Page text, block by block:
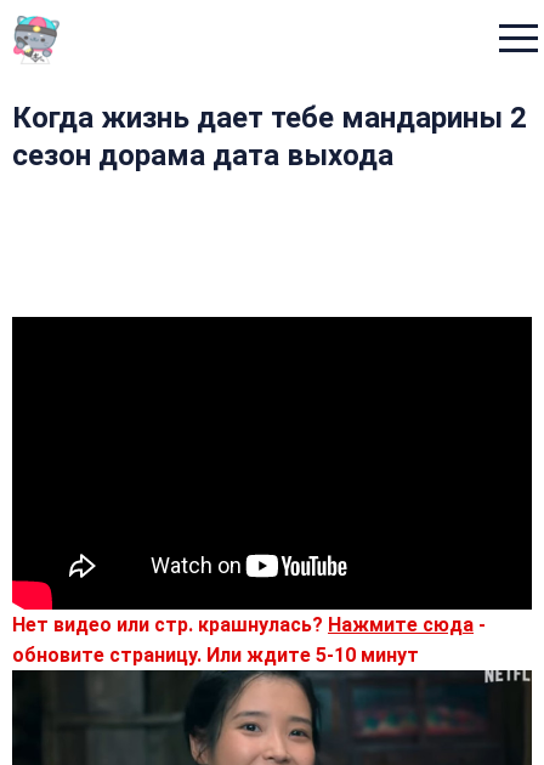
Когда жизнь дает тебе мандарины 2
сезон дорама дата выхода
Нет видео или стр. крашнулась? Нажмите сюда -
обновите страницу. Или ждите 5-10 минут